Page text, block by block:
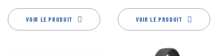
VOIR LE PRODUIT VOIR LE PRODUIT